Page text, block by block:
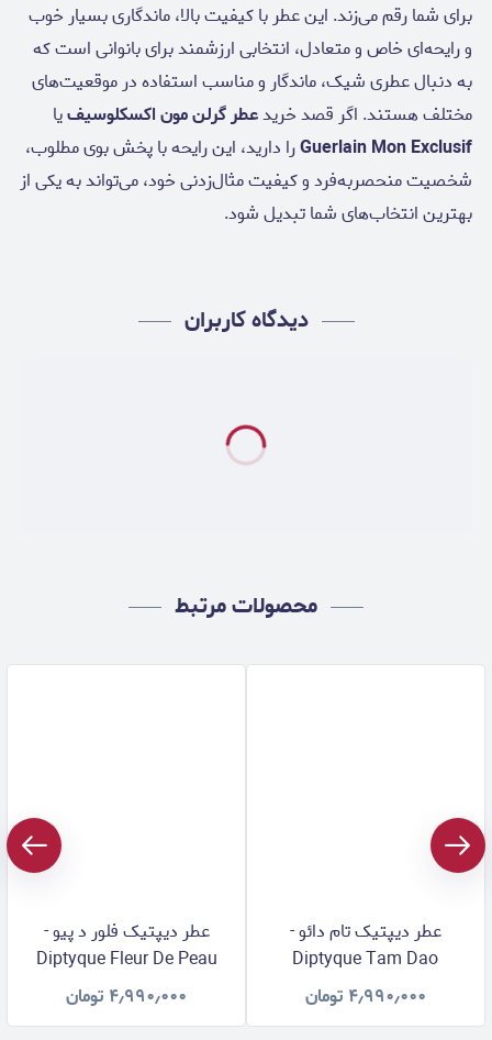
برای شما رقم می‌زند. این عطر با کیفیت بالا، ماندگاری بسیار خوب
و رایحه‌ای خاص و متعادل، انتخابی ارزشمند برای بانوانی است که
به دنبال عطری شیک، ماندگار و مناسب استفاده در موقعیت‌های
مختلف هستند. اگر قصد خریدعطر گرلن مون اکسکلوسیفیا
Guerlain Mon Exclusifرا دارید، این رایحه با پخش بوی مطلوب،
شخصیت منحصربه‌فرد و کیفیت مثال‌زدنی خود، می‌تواند به یکی از
بهترین انتخاب‌های شما تبدیل شود.
دیدگاه کاربران
محصولات مرتبط
عطر دیپتیک تام دائو -
Diptyque Tam Dao
۴٫۹۹۰٫۰۰۰ تومان
عطر دیپتیک فلور د پیو -
Diptyque Fleur De Peau
۴٫۹۹۰٫۰۰۰ تومان